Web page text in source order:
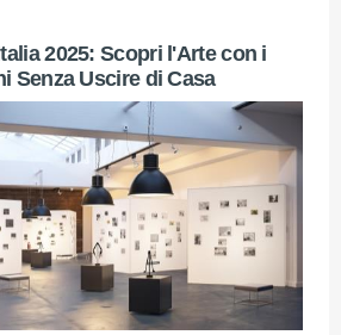
2025: Scopri l'Arte con i
Senza Uscire di Casa